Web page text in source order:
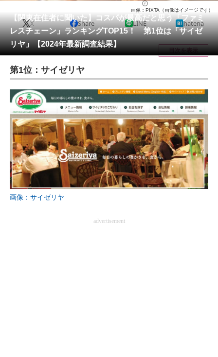
会員記事
メディア
注目記事を集めた総合ページ
ITの今と未来を見通す
スマホと通信の最新トレンド
進化するPCとデバイスの未来
好きが集まる 比べて選べる
ビジネスと働き方のヒント
AI活用のいまが分かる
経営リーダーのコミュニティ
【関東在住者に聞いた】コスパが最高だと思う「ファミ
レスチェーン」ランキングTOP15！ 第1位は「サイゼ
リヤ」【2024年最新調査結果】
画像：PIXTA（画像はイメージです）
X Share LINE hatena
目次を表示
第1位：サイゼリヤ
画像：サイゼリヤ
advertisement